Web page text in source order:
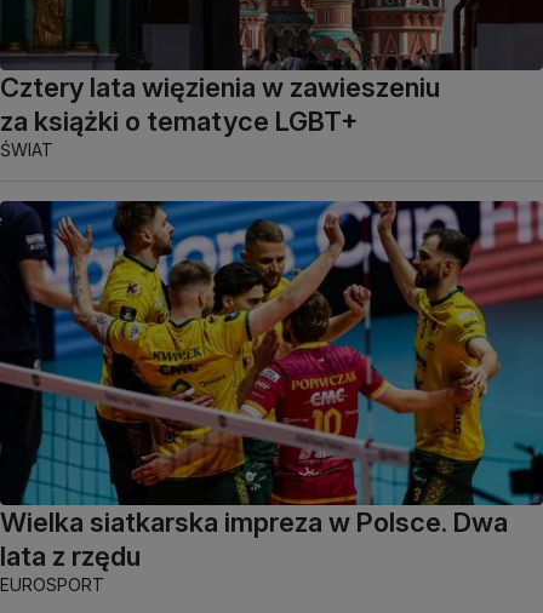
Cztery lata więzienia w zawieszeniu
za książki o tematyce LGBT+
ŚWIAT
Wielka siatkarska impreza w Polsce. Dwa
lata z rzędu
EUROSPORT